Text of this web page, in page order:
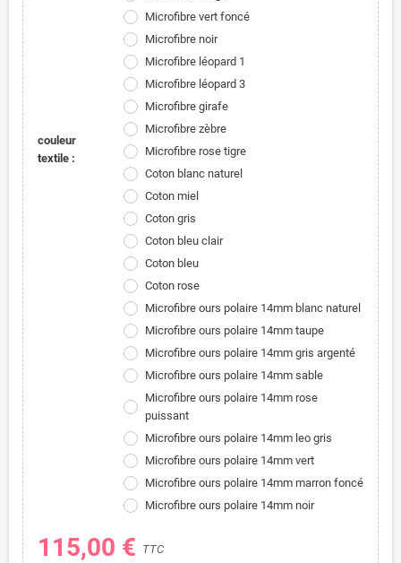
couleur
textile :
Microfibre vert foncé
Microfibre noir
Microfibre léopard 1
Microfibre léopard 3
Microfibre girafe
Microfibre zèbre
Microfibre rose tigre
Coton blanc naturel
Coton miel
Coton gris
Coton bleu clair
Coton bleu
Coton rose
Microfibre ours polaire 14mm blanc naturel
Microfibre ours polaire 14mm taupe
Microfibre ours polaire 14mm gris argenté
Microfibre ours polaire 14mm sable
Microfibre ours polaire 14mm rose
puissant
Microfibre ours polaire 14mm leo gris
Microfibre ours polaire 14mm vert
Microfibre ours polaire 14mm marron foncé
Microfibre ours polaire 14mm noir
115,00 € TTC